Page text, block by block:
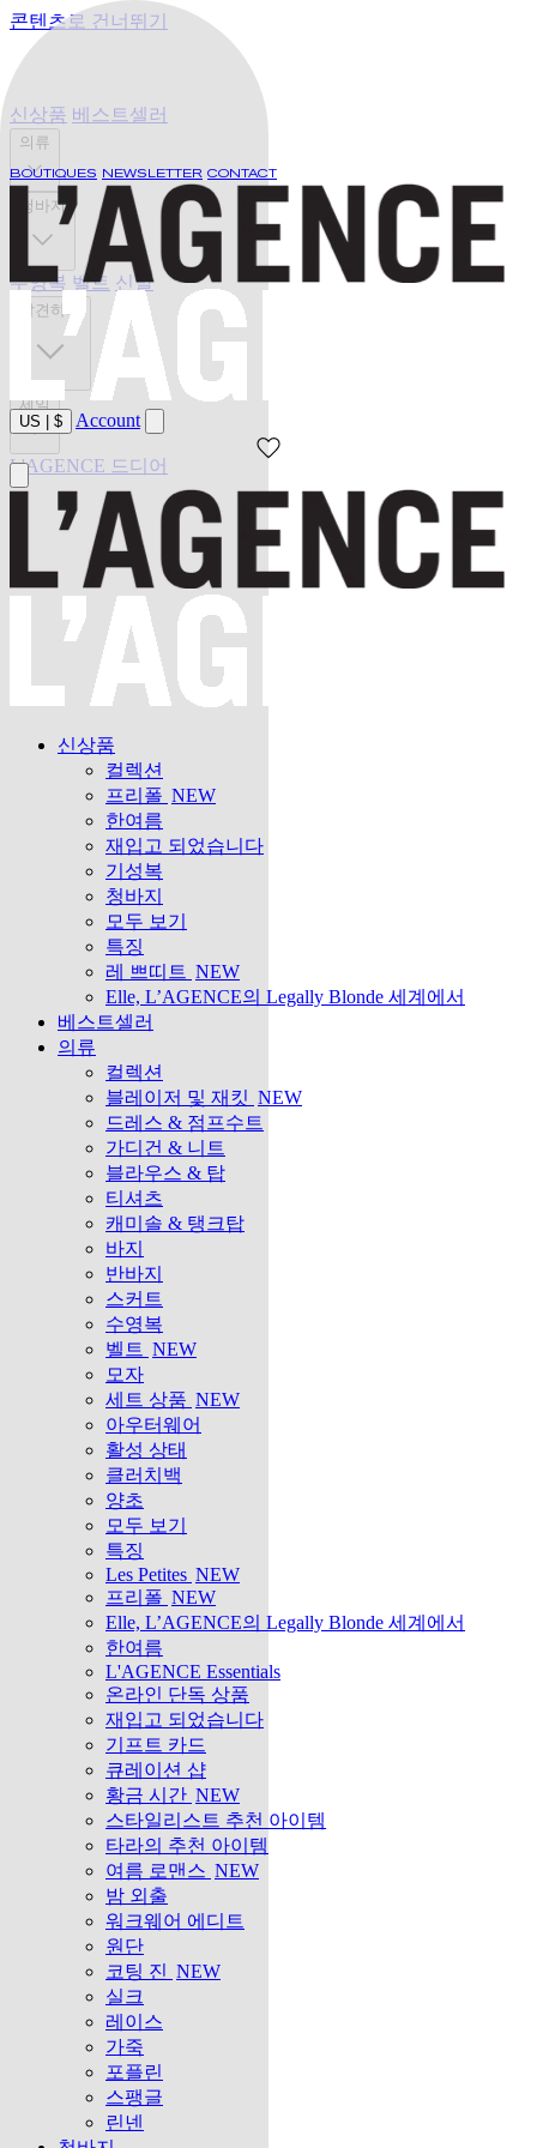
콘텐츠로 건너뛰기
BOUTIQUES NEWSLETTER CONTACT
US $ Account
신상품
컬렉션
프리폴 NEW
한여름
재입고 되었습니다
기성복
청바지
모두 보기
특징
레 쁘띠트 NEW
Elle, L’AGENCE의 Legally Blonde 세계에서
베스트셀러
의류
컬렉션
블레이저 및 재킷 NEW
드레스 & 점프수트
가디건 & 니트
블라우스 & 탑
티셔츠
캐미솔 & 탱크탑
바지
반바지
스커트
수영복
벨트 NEW
모자
세트 상품 NEW
아우터웨어
활성 상태
클러치백
양초
모두 보기
특징
Les Petites NEW
프리폴 NEW
Elle, L’AGENCE의 Legally Blonde 세계에서
한여름
L'AGENCE Essentials
온라인 단독 상품
재입고 되었습니다
기프트 카드
큐레이션 샵
황금 시간 NEW
스타일리스트 추천 아이템
타라의 추천 아이템
여름 로맨스 NEW
밤 외출
워크웨어 에디트
원단
코팅 진 NEW
실크
레이스
가죽
포플린
스팽글
린넨
신상품 베스트셀러
의류
청바지
수영복 벨트 신발
발견하기
세일
L'AGENCE 드디어